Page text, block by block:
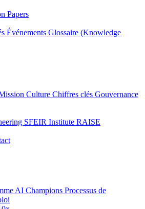
Papers
Événements Glossaire (Knowledge
Culture Chiffres clés Gouvernance
SFEIR Institute RAISE
AI Champions Processus de